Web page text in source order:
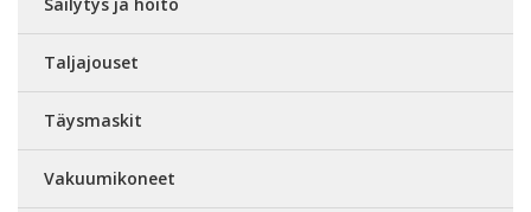
Taljajouset
Täysmaskit
Vakuumikoneet